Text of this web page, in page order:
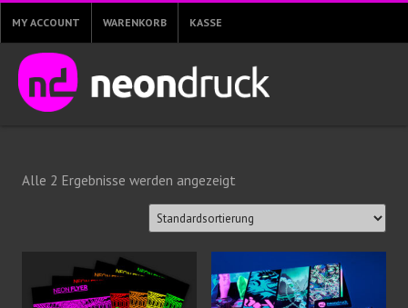
MY ACCOUNT WARENKORB KASSE
Alle 2 Ergebnisse werden angezeigt